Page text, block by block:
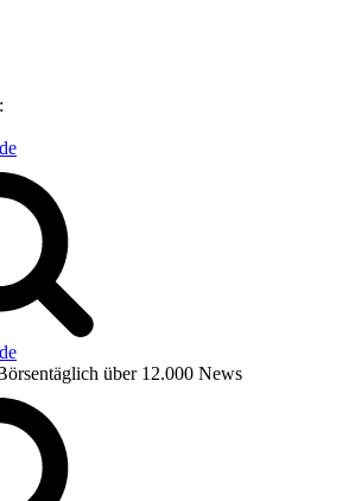
:
über 12.000 News